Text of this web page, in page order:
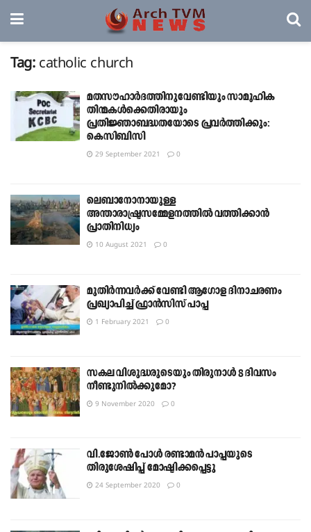
Tag: catholic church
മതസൗഹാര്‍ദത്തിനുവേണ്ടിയും സാമൂഹിക
തിന്മകള്‍ക്കെതിരായും
പ്രതിജ്ഞാബദ്ധതയോടെ പ്രവര്‍ത്തിക്കും:
കെസിബിസി
29 September 2021 0
ലെബാനോനായുള്ള
അന്താരാഷ്ട്രസമ്മേളനത്തിൽ വത്തിക്കാൻ
പ്രാതിനിധ്യം
10 August 2021 0
മുതിർന്നവർക്ക് വേണ്ടി ആഗോള ദിനാചരണം
പ്രഖ്യാപിച്ച് ഫ്രാൻസിസ് പാപ്പ
1 February 2021 0
സകല വിശുദ്ധരുടെയും തിരുനാൾ 8 ദിവസം
നീണ്ടുനിൽക്കുമോ?
9 November 2020 0
വി.ജോൺ പോൾ രണ്ടാമൻ പാപ്പയുടെ
തിരുശേഷിപ്പ് മോഷ്ടിക്കപ്പെട്ടു
24 September 2020 0